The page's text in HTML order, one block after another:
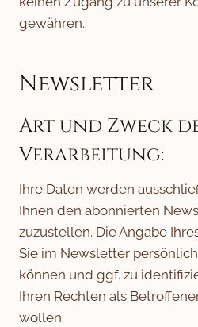
gewähren.
Newsletter
Art und Zweck
Verarbeitung:
Ihre Daten werden
Ihnen den abonnierten
zuzustellen. Die Angabe
Sie im Newsletter
können und ggf. zu
Ihren Rechten als
wollen.